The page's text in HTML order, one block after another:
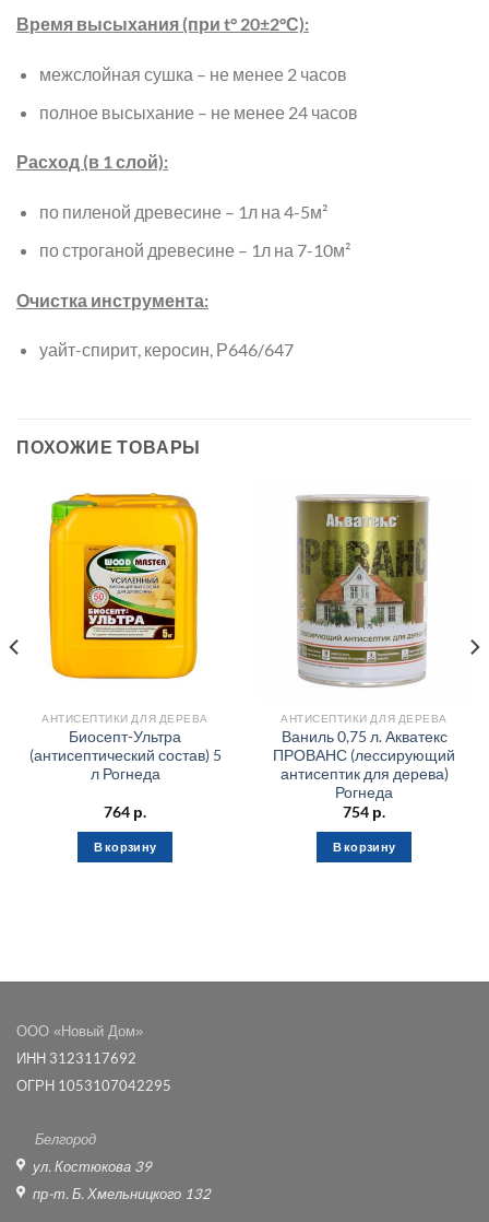
Время высыхания (при t° 20±2°С):
межслойная сушка – не менее 2 часов
полное высыхание – не менее 24 часов
Расход (в 1 слой):
по пиленой древесине – 1л на 4-5м²
по строганой древесине – 1л на 7-10м²
Очистка инструмента:
уайт-спирит, керосин, Р646/647
ПОХОЖИЕ ТОВАРЫ
АНТИСЕПТИКИ ДЛЯ ДЕРЕВА
Биосепт-Ультра
(антисептический состав) 5
л Рогнеда
764 р.
В корзину
АНТИСЕПТИКИ ДЛЯ ДЕРЕВА
Ваниль 0,75 л. Акватекс
ПРОВАНС (лессирующий
антисептик для дерева)
Рогнеда
754 р.
В корзину
ООО «Новый Дом»
ИНН 3123117692
ОГРН 1053107042295
Белгород
ул. Костюкова 39
пр-т. Б. Хмельницкого 132